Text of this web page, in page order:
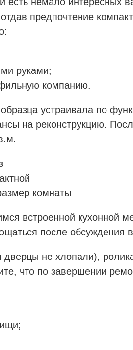
предпочтение
руками;
компанию.
устраивала по
на реконструкцию.
комнаты
встроенной кухонной
после обсуждения
не хлопали),
что по завершении